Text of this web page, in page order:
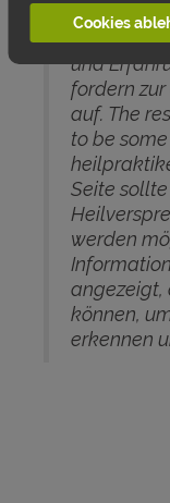
keine
und
fordern
auf. The
to be
Seite
werden
angezeigt,
können,
erkennen
Cookies